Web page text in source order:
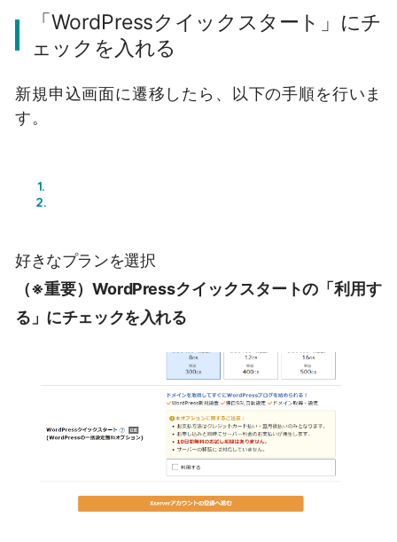
「WordPressクイックスタート」にチ
ェックを入れる
新規申込画面に遷移したら、以下の手順を行いま
す。
好きなプランを選択
（※重要）WordPressクイックスタートの「利用す
る」にチェックを入れる